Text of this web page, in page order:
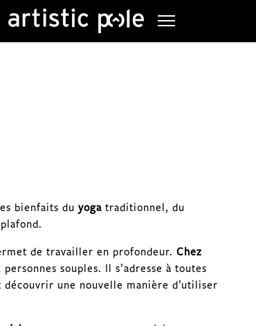
bienfaits du yoga traditionnel, du
de travailler en profondeur. Chez
souples. Il s’adresse à toutes
une nouvelle manière d’utiliser